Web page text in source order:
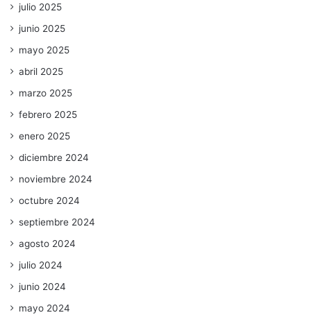
julio 2025
junio 2025
mayo 2025
abril 2025
marzo 2025
febrero 2025
enero 2025
diciembre 2024
noviembre 2024
octubre 2024
septiembre 2024
agosto 2024
julio 2024
junio 2024
mayo 2024